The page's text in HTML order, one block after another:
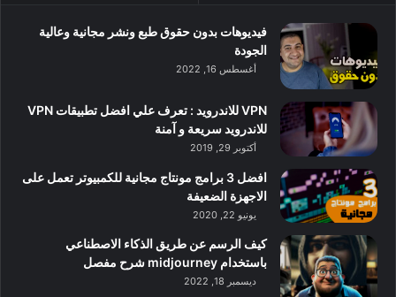
فيديوهات بدون حقوق طبع ونشر مجانية وعالية
الجودة
أغسطس 16, 2022
VPN للاندرويد : تعرف علي افضل تطبيقات VPN
للاندرويد سريعة و آمنة
أكتوبر 29, 2019
افضل 3 برامج مونتاج مجانية للكمبيوتر تعمل على
الاجهزة الضعيفة
يونيو 22, 2020
كيف الرسم عن طريق الذكاء الاصطناعي
باستخدام midjourney شرح مفصل
ديسمبر 18, 2022